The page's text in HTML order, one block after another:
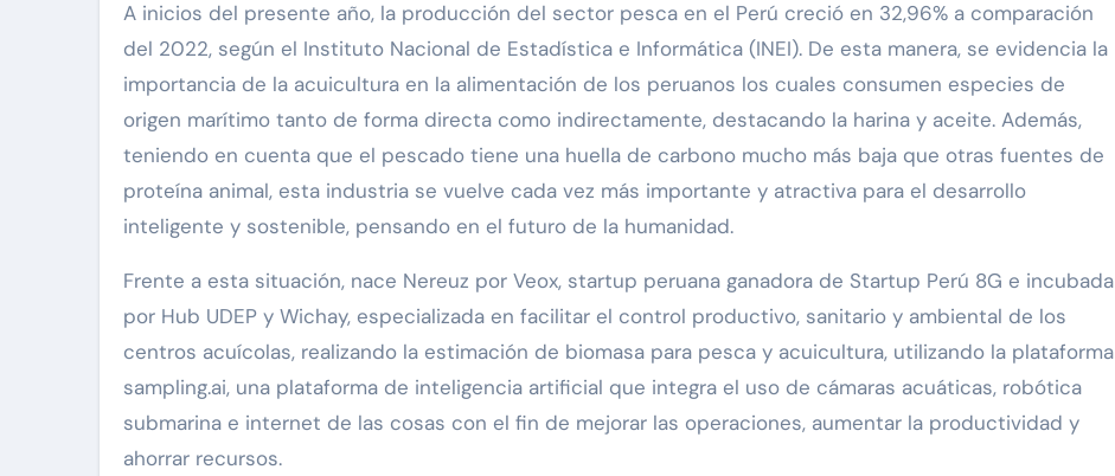
A inicios del presente año, la producción del sector pesca en el Perú creció en 32,96% a comparación
del 2022, según el Instituto Nacional de Estadística e Informática (INEI). De esta manera, se evidencia la
importancia de la acuicultura en la alimentación de los peruanos los cuales consumen especies de
origen marítimo tanto de forma directa como indirectamente, destacando la harina y aceite. Además,
teniendo en cuenta que el pescado tiene una huella de carbono mucho más baja que otras fuentes de
proteína animal, esta industria se vuelve cada vez más importante y atractiva para el desarrollo
inteligente y sostenible, pensando en el futuro de la humanidad.
Frente a esta situación, nace Nereuz por Veox, startup peruana ganadora de Startup Perú 8G e incubada
por Hub UDEP y Wichay, especializada en facilitar el control productivo, sanitario y ambiental de los
centros acuícolas, realizando la estimación de biomasa para pesca y acuicultura, utilizando la plataforma
sampling.ai, una plataforma de inteligencia artificial que integra el uso de cámaras acuáticas, robótica
submarina e internet de las cosas con el fin de mejorar las operaciones, aumentar la productividad y
ahorrar recursos.